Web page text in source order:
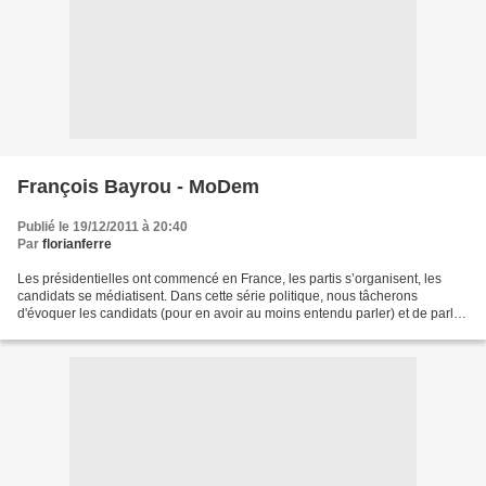
François Bayrou - MoDem
Publié le 19/12/2011 à 20:40
Par florianferre
Les présidentielles ont commencé en France, les partis s’organisent, les
candidats se médiatisent. Dans cette série politique, nous tâcherons
d'évoquer les candidats (pour en avoir au moins entendu parler) et de parler